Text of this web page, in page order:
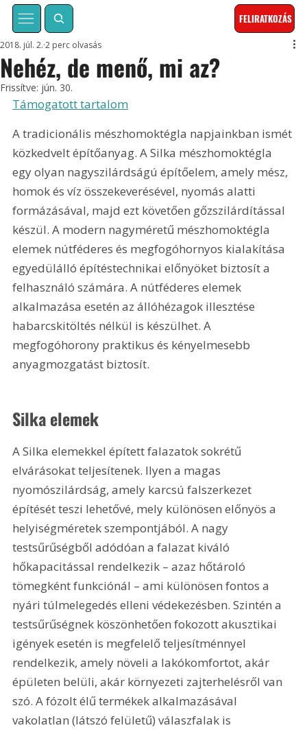
FELIRATKOZÁS
Nehéz, de menő, mi az?
2018. júl. 2. 2 perc olvasás
Frissítve: jún. 30.
Támogatott tartalom
A tradicionális mészhomoktégla napjainkban ismét
közkedvelt építőanyag. A Silka mészhomoktégla
egy olyan nagyszilárdságú építőelem, amely mész,
homok és víz összekeverésével, nyomás alatti
formázásával, majd ezt követően gőzszilárdítással
készül. A modern nagyméretű mészhomoktégla
elemek nútféderes és megfogóhornyos kialakítása
egyedülálló építéstechnikai előnyöket biztosít a
felhasználó számára. A nútféderes elemek
alkalmazása esetén az állóhézagok illesztése
habarcskitöltés nélkül is készülhet. A
megfogóhorony praktikus és kényelmesebb
anyagmozgatást biztosít.
Silka elemek
A Silka elemekkel épített falazatok sokrétű
elvárásokat teljesítenek. Ilyen a magas
nyomószilárdság, amely karcsú falszerkezet
építését teszi lehetővé, mely különösen előnyös a
helyiségméretek szempontjából. A nagy
testsűrűségből adódóan a falazat kiváló
hőkapacitással rendelkezik – azaz hőtároló
tömegként funkciónál – ami különösen fontos a
nyári túlmelegedés elleni védekezésben. Szintén a
testsűrűségnek köszönhetően fokozott akusztikai
igények esetén is megfelelő teljesítménnyel
rendelkezik, amely növeli a lakókomfortot, akár
épületen belüli, akár környezeti zajterhelésről van
szó. A fózolt élű termékek alkalmazásával
vakolatlan (látszó felületű) válaszfalak is